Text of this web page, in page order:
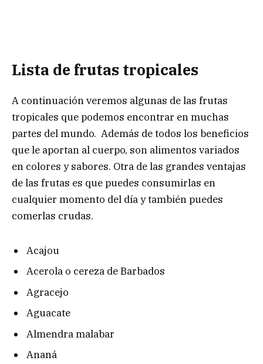
Lista de frutas tropicales
A continuación veremos algunas de las frutas
tropicales que podemos encontrar en muchas
partes del mundo. Además de todos los beneficios
que le aportan al cuerpo, son alimentos variados
en colores y sabores. Otra de las grandes ventajas
de las frutas es que puedes consumirlas en
cualquier momento del día y también puedes
comerlas crudas.
Acajou
Acerola o cereza de Barbados
Agracejo
Aguacate
Almendra malabar
Ananá